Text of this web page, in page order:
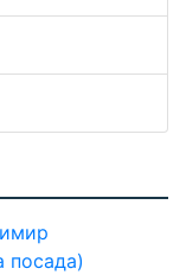
посада)